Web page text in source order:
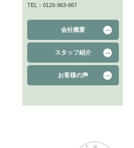
TEL：0120-963-867
会社概要
スタッフ紹介
お客様の声